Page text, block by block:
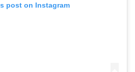
post on Instagram